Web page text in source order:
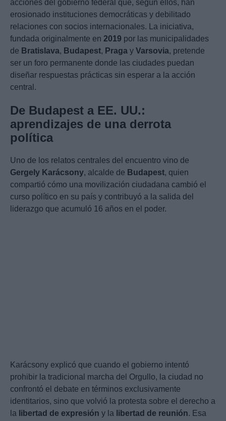
acciones del gobierno federal que, según ellos, han
erosionado instituciones democráticas y debilitado
relaciones con socios internacionales. La iniciativa,
fundada originalmente en 2019 por las municipalidades
de Bratislava, Budapest, Praga y Varsovia, pretende
ser un foro permanente donde las ciudades puedan
diseñar respuestas prácticas sin esperar a la acción
central.
De Budapest a EE. UU.:
aprendizajes de una derrota
política
Uno de los relatos centrales del encuentro vino de
Gergely Karácsony, alcalde de Budapest, quien
compartió cómo una movilización ciudadana cambió el
curso político en su país y contribuyó a la salida del
liderazgo que acumuló 16 años en el poder.
Karácsony explicó que cuando el gobierno intentó
prohibir la tradicional marcha del Orgullo, la ciudad no
confrontó el debate en términos exclusivamente
identitarios, sino que volvió la protesta sobre el derecho a
la libertad de expresión y la libertad de reunión. Esa